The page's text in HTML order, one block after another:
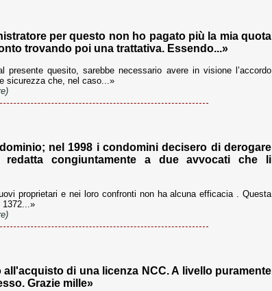
per questo non ho pagato più la mia quota
trovando poi una trattativa. Essendo...»
quesito, sarebbe necessario avere in visione l’accordo
sicurezza che, nel caso...»
nel 1998 i condomini decisero di derogare
congiuntamente a due avvocati che li
proprietari e nei loro confronti non ha alcuna efficacia . Questa
1372...»
di una licenza NCC. A livello puramente
Grazie mille»